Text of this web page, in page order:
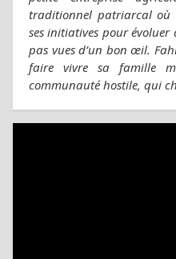
traditionnel patriarcal où
ses initiatives pour évoluer
pas vues d’un bon œil.
faire vivre sa famille
communauté hostile, qui